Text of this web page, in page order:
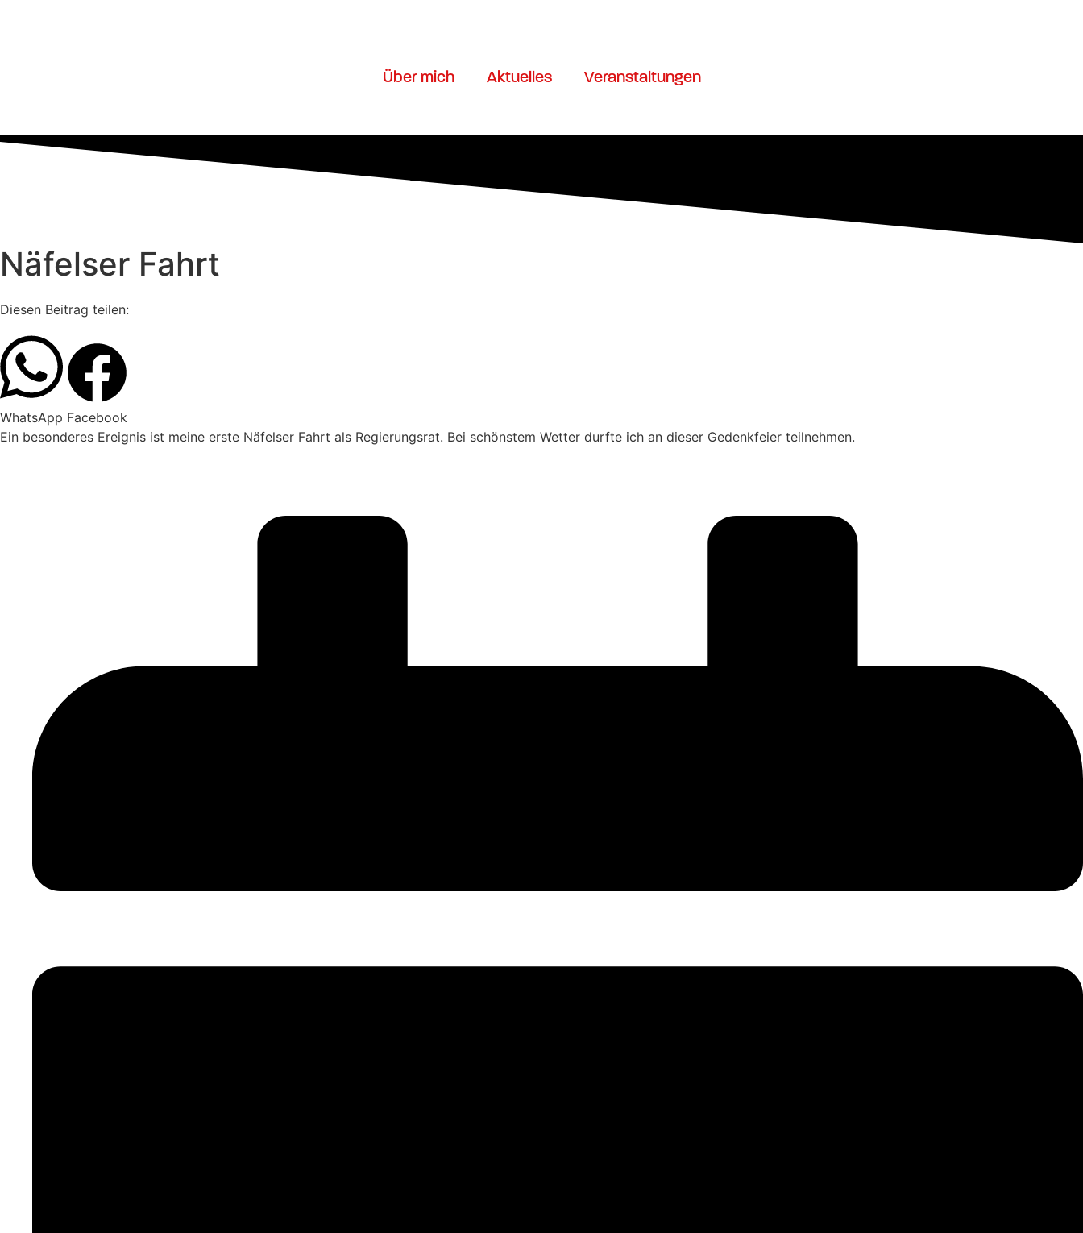
Über mich Aktuelles Veranstaltungen
Näfelser Fahrt
Diesen Beitrag teilen:
WhatsApp Facebook
Ein besonderes Ereignis ist meine erste Näfelser Fahrt als Regierungsrat. Bei schönstem Wetter durfte ich an dieser Gedenkfeier teilnehmen.